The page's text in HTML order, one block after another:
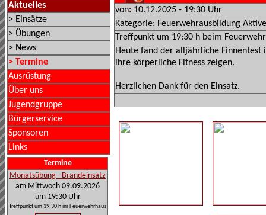
Aktuelles
> Einsätze
> Übungen
> News
> Termine
Ausrüstung
Über uns
Jugendgruppe
Bürgerservice
Sponsoren
Links
Termine
Monatsübung - Brandeinsatz
am Mittwoch 09.09.2026
um 19:30 Uhr
Treffpunkt um 19:30 h im Feuerwehrhaus
von: 10.12.2025 - 19:30 Uhr
Kategorie: Feuerwehrausbildung Aktive
Treffpunkt um 19:30 h beim
Heute fand der alljährliche Finnentest
ihre körperliche Fitness zeigen.
Herzlichen Dank für den Einsatz.